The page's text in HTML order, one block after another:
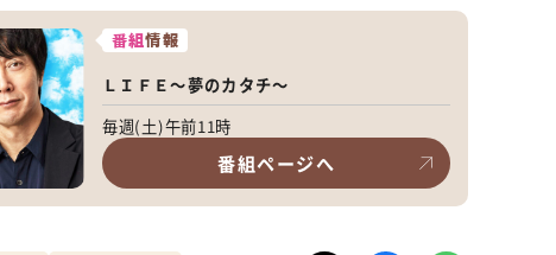
番組情報
ＬＩＦＥ～夢のカタチ～
毎週(土)午前11時
番組ページへ